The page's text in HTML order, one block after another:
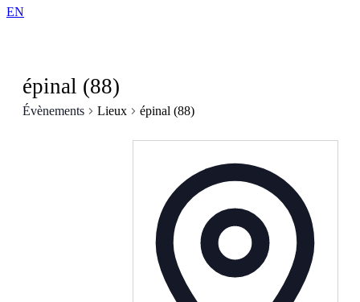
EN
épinal (88)
Évènements Lieux épinal (88)